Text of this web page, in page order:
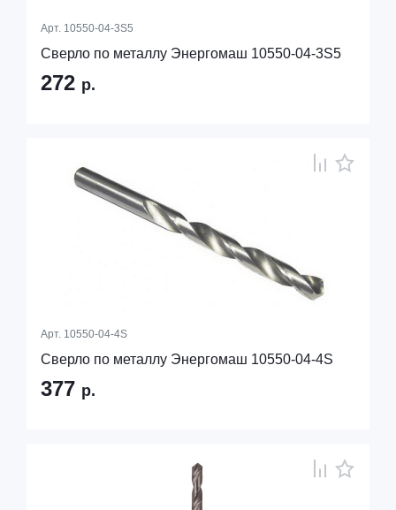
Арт. 10550-04-3S5
Сверло по металлу Энергомаш 10550-04-3S5
272 р.
Арт. 10550-04-4S
Сверло по металлу Энергомаш 10550-04-4S
377 р.